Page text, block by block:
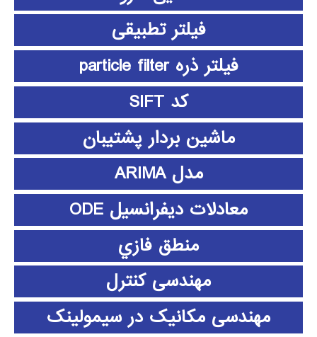
فیلتر تطبیقی
فیلتر ذره particle filter
کد SIFT
ماشین بردار پشتیبان
مدل ARIMA
معادلات دیفرانسیل ODE
منطق فازي
مهندسی کنترل
مهندسی مکانیک در سیمولینک